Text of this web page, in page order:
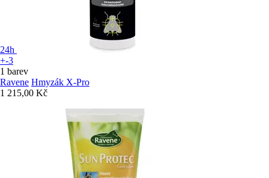
24h
+-3
1 barev
Ravene Hmyzák X-Pro
1 215,00 Kč